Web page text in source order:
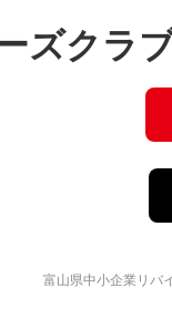
ズクラ
富山県中小企業リバ